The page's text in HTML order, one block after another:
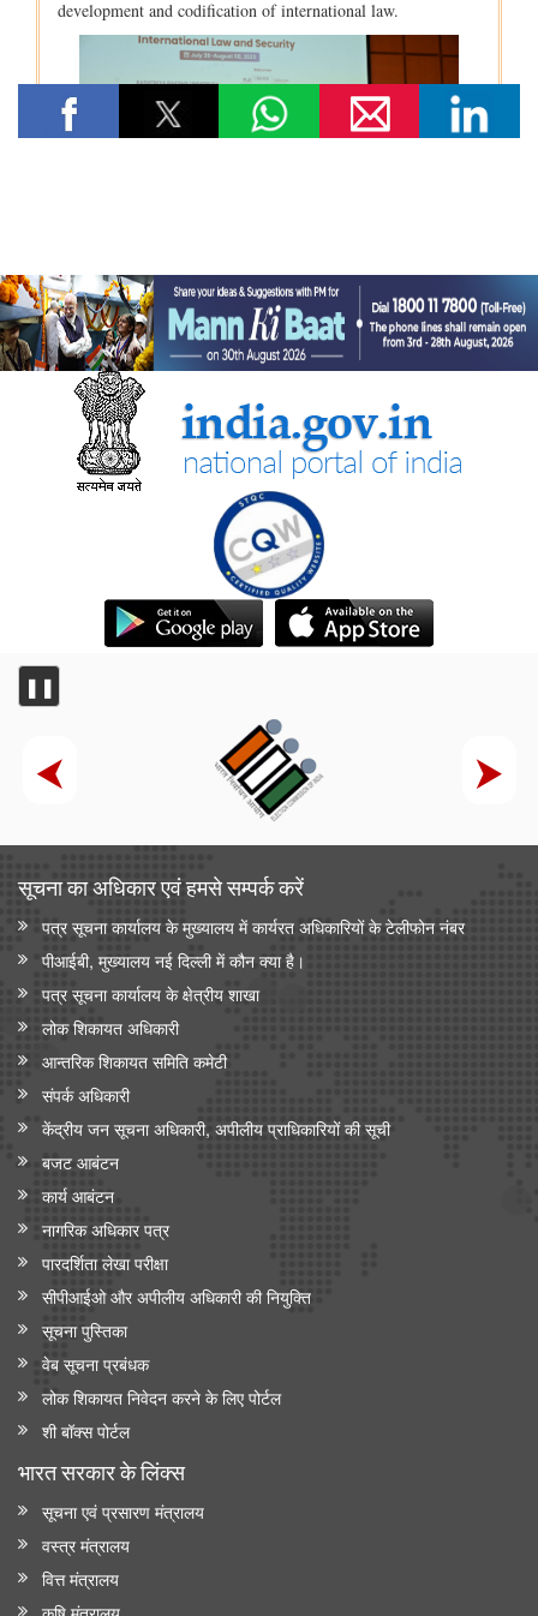
❚❚
सूचना का अधिकार एवं हमसे सम्‍पर्क करें
पत्र सूचना कार्यालय के मुख्यालय में कार्यरत अधिकारियों के टेलीफोन नंबर
पीआईबी, मुख्यालय नई दिल्ली में कौन क्या है।
पत्र सूचना कार्यालय के क्षेत्रीय शाखा
लोक शिकायत अधिकारी
आन्‍तरिक शिकायत समिति कमेटी
संपर्क अधिकारी
केंद्रीय जन सूचना अधिकारी, अपीलीय प्राधिकारियों की सूची
बजट आबंटन
कार्य आबंटन
नागरिक अधिकार पत्र
पारदर्शिता लेखा परीक्षा
सीपीआईओ और अपी‍लीय अधिकारी की नियुक्ति
सूचना पुस्तिका
वेब सूचना प्रबंधक
लोक शिकायत निवेदन करने के लिए पोर्टल
शी बॉक्स पोर्टल
भारत सरकार के लिंक्‍स
सूचना एवं प्रसारण मंत्रालय
वस्त्र मंत्रालय
वित्त मंत्रालय